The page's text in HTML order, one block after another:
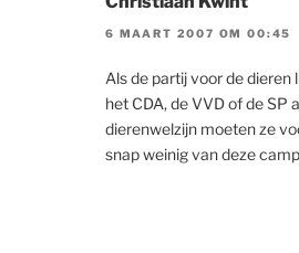
6 MAART 2007 OM 00:45
Als de partij voor de dieren
het CDA, de VVD of de SP
dierenwelzijn moeten ze
snap weinig van deze